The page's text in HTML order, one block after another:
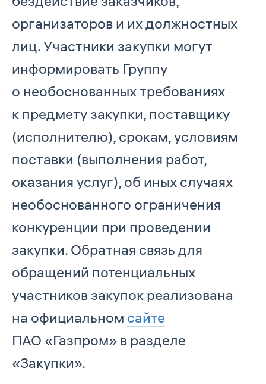
организаторов и их должностных
лиц. Участники закупки могут
информировать Группу
о необоснованных требованиях
к предмету закупки, поставщику
(исполнителю), срокам, условиям
поставки (выполнения работ,
оказания услуг), об иных случаях
необоснованного ограничения
конкуренции при проведении
закупки. Обратная связь для
обращений потенциальных
участников закупок реализована
на официальном сайте
ПАО «Газпром» в разделе
«Закупки».